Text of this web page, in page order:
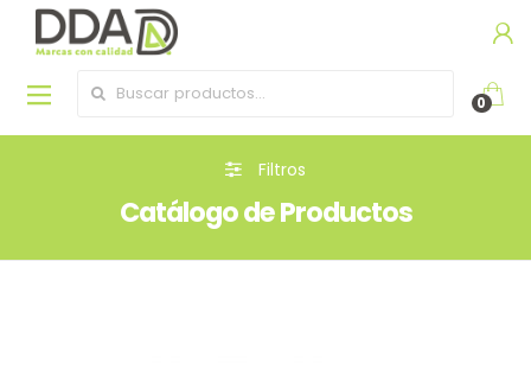
Buscar por:
0
Filtros
Catálogo de Productos